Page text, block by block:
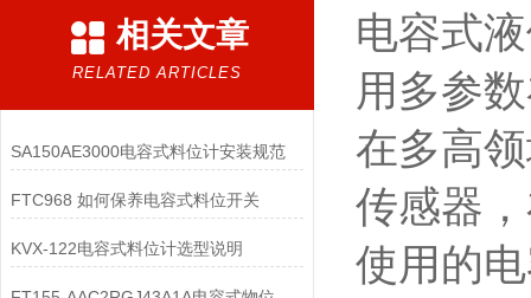
相关文章
RELATED ARTICLES
SA150AE3000电容式料位计安装规范
FTC968 如何保养电容式料位开关
KVX-122电容式料位计选型说明
电容式
用多参
在多高
传感器
使用的